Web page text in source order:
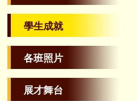
學生成就
各班照片
展才舞台